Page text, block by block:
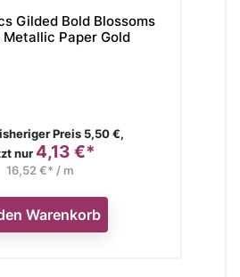
Gilded Bold Blossoms
Metallic Paper Gold
Preis 5,50 €,
nur Preis
4,13 €*
16,52 €* / m
Warenkorb